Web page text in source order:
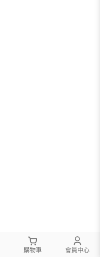
購物車 會員中心